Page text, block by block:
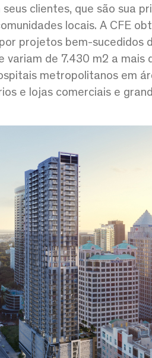
clientes, que são sua
locais. A CFE
projetos bem-sucedidos
variam de 7.430 m2 a mais
metropolitanos em
e lojas comerciais e